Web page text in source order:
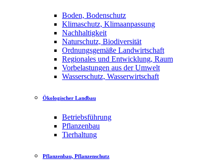
Boden, Bodenschutz
Klimaschutz, Klimaanpassung
Nachhaltigkeit
Naturschutz, Biodiversität
Ordnungsgemäße Landwirtschaft
Regionales und Entwicklung, Raum
Vorbelastungen aus der Umwelt
Wasserschutz, Wasserwirtschaft
Ökologischer Landbau
Betriebsführung
Pflanzenbau
Tierhaltung
Pflanzenbau, Pflanzenschutz